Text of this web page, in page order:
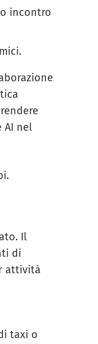
incontro
AI nel
Il
di
attività
taxi o